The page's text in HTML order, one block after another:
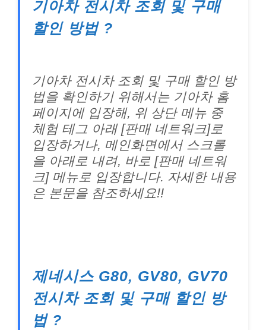
기아차 전시차 조회 및 구매
할인 방법 ?
기아차 전시차 조회 및 구매 할인 방
법을 확인하기 위해서는 기아차 홈
페이지에 입장해, 위 상단 메뉴 중
체험 테그 아래 [판매 네트워크]로
입장하거나, 메인화면에서 스크롤
을 아래로 내려, 바로 [판매 네트워
크] 메뉴로 입장합니다. 자세한 내용
은 본문을 참조하세요!!
제네시스 G80, GV80, GV70
전시차 조회 및 구매 할인 방
법 ?